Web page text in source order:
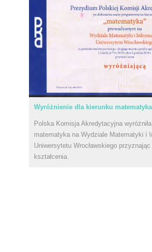
Wyróżnienie dla kierunku matematyka
Polska Komisja Akredytacyjna
matematyka na Wydziale Matematyki i
Uniwersytetu Wrocławskiego
kształcenia.